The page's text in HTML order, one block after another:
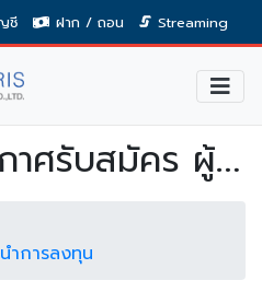
ชี ฝาก / ถอน Streaming
บสมัคร ผู้แนะนำการลงทุน
ำการลงทุน